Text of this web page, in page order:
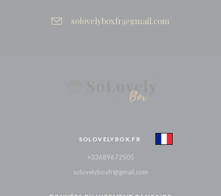
solovelyboxfr@gmail.com
SOLOVELYBOX.FR
+33689672505
solovelyboxfr@gmail.com